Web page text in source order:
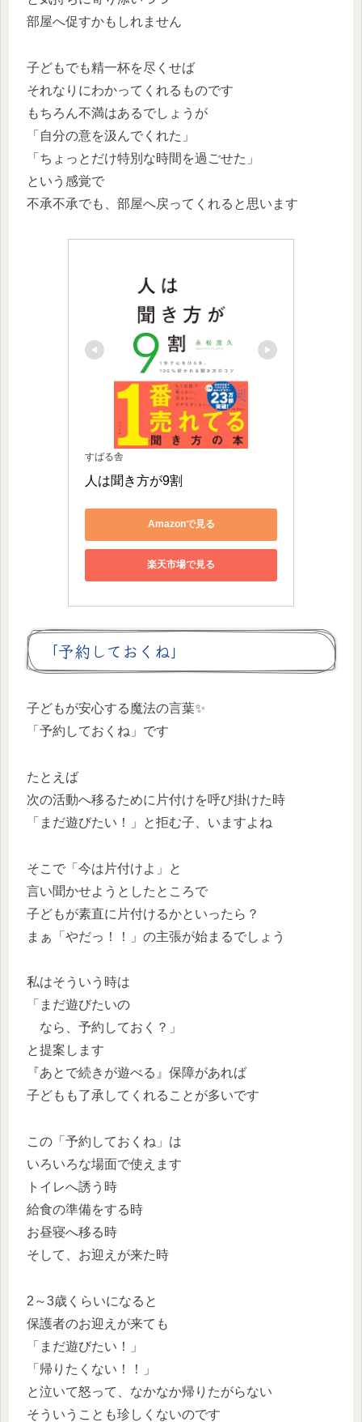
部屋へ促すかもしれません
子どもでも精一杯を尽くせば
それなりにわかってくれるものです
もちろん不満はあるでしょうが
「自分の意を汲んでくれた」
「ちょっとだけ特別な時間を過ごせた」
という感覚で
不承不承でも、部屋へ戻ってくれると思います
すばる舎
人は聞き方が9割
Amazonで見る
楽天市場で見る
「予約しておくね」
子どもが安心する魔法の言葉✨
「予約しておくね」です
たとえば
次の活動へ移るために片付けを呼び掛けた時
「まだ遊びたい！」と拒む子、いますよね
そこで「今は片付けよ」と
言い聞かせようとしたところで
子どもが素直に片付けるかといったら？
まぁ「やだっ！！」の主張が始まるでしょう
私はそういう時は
「まだ遊びたいの
なら、予約しておく？」
と提案します
『あとで続きが遊べる』保障があれば
子どもも了承してくれることが多いです
この「予約しておくね」は
いろいろな場面で使えます
トイレへ誘う時
給食の準備をする時
お昼寝へ移る時
そして、お迎えが来た時
2～3歳くらいになると
保護者のお迎えが来ても
「まだ遊びたい！」
「帰りたくない！！」
と泣いて怒って、なかなか帰りたがらない
そういうことも珍しくないのです